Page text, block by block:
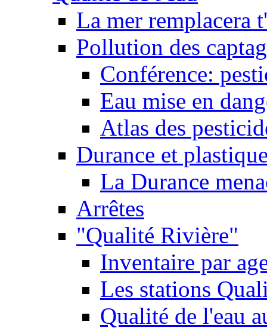
La mer remplacera
Pollution des
Conférence:
Eau mise en
Atlas des
Durance et
La Durance
Arrêtes
"Qualité Rivière"
Inventaire par
Les stations
Qualité de l'eau